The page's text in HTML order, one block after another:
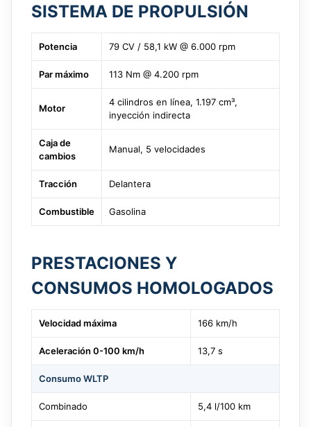
SISTEMA DE PROPULSIÓN
Potencia 79 CV / 58,1 kW @ 6.000 rpm
Par máximo 113 Nm @ 4.200 rpm
Motor
4 cilindros en línea, 1.197 cm³,
inyección indirecta
Caja de
cambios
Manual, 5 velocidades
Tracción Delantera
Combustible Gasolina
PRESTACIONES Y
CONSUMOS HOMOLOGADOS
Velocidad máxima 166 km/h
Aceleración 0-100 km/h 13,7 s
Consumo WLTP
Combinado 5,4 l/100 km